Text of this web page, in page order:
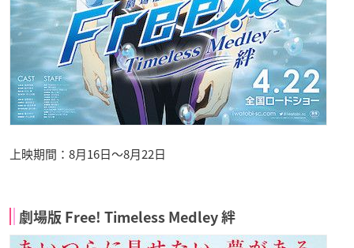
上映期間：8月16日〜8月22日
劇場版 Free! Timeless Medley 絆